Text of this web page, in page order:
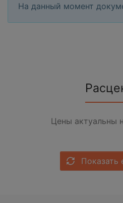
На данный момент
Цены актуальны
Показать